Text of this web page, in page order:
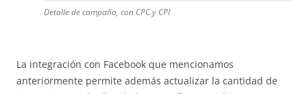
Detalle de campaña, con CPC y CPI
La integración con Facebook que mencionamos
anteriormente permite además actualizar la cantidad de